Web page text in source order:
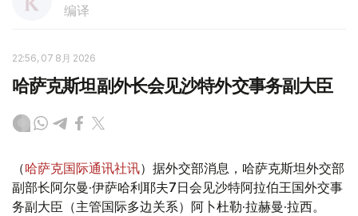
编译
22:56, 07 8月 2026
哈萨克斯坦副外长会见沙特外交事务副大臣
（哈萨克国际通讯社讯）据外交部消息，哈萨克斯坦外交部
副部长阿尔曼·伊萨哈利耶夫7日会见沙特阿拉伯王国外交事
务副大臣（主管国际多边关系）阿卜杜勒·拉赫曼·拉西。